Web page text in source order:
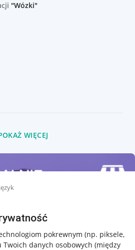
język
pokrewnym (np. piksele,
danych osobowych (między
"Wózki"
WIĘCEJ